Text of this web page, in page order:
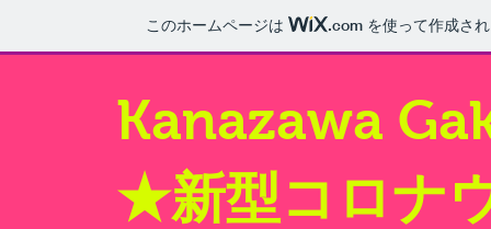
このホームページは .com を使って作成さ
Kanazawa
★新型コロナ